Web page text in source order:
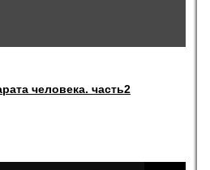
человека. часть2